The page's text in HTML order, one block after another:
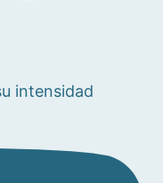
intensidad